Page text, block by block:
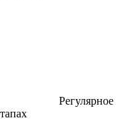
Регулярное